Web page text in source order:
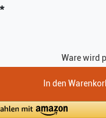
*
Ware wird
In den